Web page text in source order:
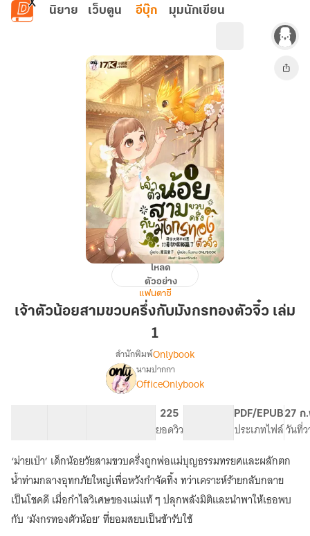
ข้ามไปยังเนื้อหาหลัก
นิยาย เว็บตูน อีบุ๊ก มุมนักเขียน
น้อย
มังกร
ทอง
จิ๋ว
เล่ม
1
โหลด
ตัวอย่าง
แฟนตาซี
เจ้าตัวน้อยสามขวบครึ่งกับมังกรทองตัวจิ๋ว เล่ม
1
เรื่อง
เจ้า
ตัว
น้อย
สาม
ขวบ
ครึ่ง
กับ
มังกร
ทอง
ตัว
จิ๋ว
สำนักพิมพ์Onlybook
นามปากกา
OfficeOnlybook
225
ยอดวิว
PDF/EPUB
ประเภทไฟล์
27 ก
วันที่
‘ม่ายเป่า’ เด็กน้อยวัยสามขวบครึ่งถูกพ่อแม่บุญธรรมทรยศและผลักตก
น้ำท่ามกลางอุทกภัยใหญ่เพื่อหวังกำจัดทิ้ง ทว่าเคราะห์ร้ายกลับกลาย
เป็นโชคดี เมื่อกำไลวิเศษของแม่แท้ ๆ ปลุกพลังมิติและนำพาให้เธอพบ
กับ ‘มังกรทองตัวน้อย’ ที่ยอมสยบเป็นข้ารับใช้